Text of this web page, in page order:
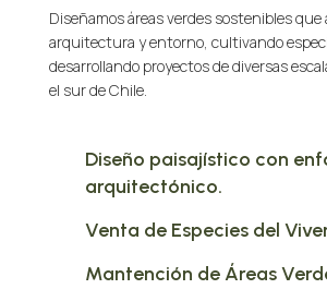
Diseñamos áreas verdes sostenibles
arquitectura y entorno, cultivando
desarrollando proyectos de diversas
el sur de Chile.
Diseño paisajístico con
arquitectónico.
Venta de Especies del
Mantención de Áreas